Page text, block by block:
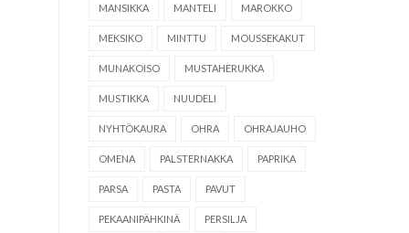
MANSIKKA MANTELI MAROKKO
MEKSIKO MINTTU MOUSSEKAKUT
MUNAKOISO MUSTAHERUKKA
MUSTIKKA NUUDELI
NYHTÖKAURA OHRA OHRAJAUHO
OMENA PALSTERNAKKA PAPRIKA
PARSA PASTA PAVUT
PEKAANIPÄHKINÄ PERSILJA